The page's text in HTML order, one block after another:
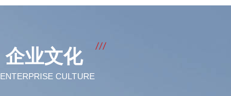
企业文化
ENTERPRISE CULTURE